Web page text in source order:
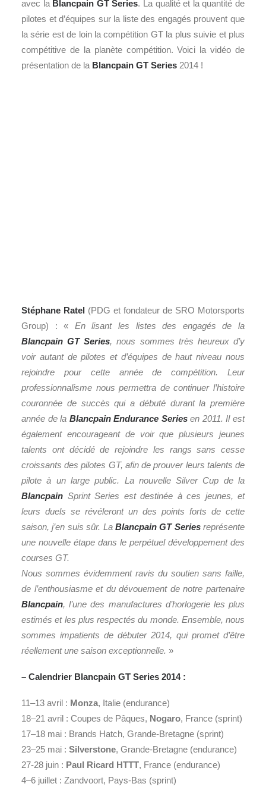
avec la Blancpain GT Series. La qualité et la quantité de
pilotes et d’équipes sur la liste des engagés prouvent que
la série est de loin la compétition GT la plus suivie et plus
compétitive de la planète compétition. Voici la vidéo de
présentation de la Blancpain GT Series 2014 !
Stéphane Ratel (PDG et fondateur de SRO Motorsports
Group) : « En lisant les listes des engagés de la
Blancpain GT Series, nous sommes très heureux d’y
voir autant de pilotes et d’équipes de haut niveau nous
rejoindre pour cette année de compétition. Leur
professionnalisme nous permettra de continuer l’histoire
couronnée de succès qui a débuté durant la première
année de la Blancpain Endurance Seriesen 2011. Il est
également encourageant de voir que plusieurs jeunes
talents ont décidé de rejoindre les rangs sans cesse
croissants des pilotes GT, afin de prouver leurs talents de
pilote à un large public. La nouvelle Silver Cup de la
Blancpain Sprint Series est destinée à ces jeunes, et
leurs duels se révéleront un des points forts de cette
saison, j’en suis sûr. La Blancpain GT Seriesreprésente
une nouvelle étape dans le perpétuel développement des
courses GT.
Nous sommes évidemment ravis du soutien sans faille,
de l’enthousiasme et du dévouement de notre partenaire
Blancpain, l’une des manufactures d’horlogerie les plus
estimés et les plus respectés du monde. Ensemble, nous
sommes impatients de débuter 2014, qui promet d’être
réellement une saison exceptionnelle. »
– Calendrier Blancpain GT Series 2014 :
11–13 avril : Monza, Italie (endurance)
18–21 avril : Coupes de Pâques, Nogaro, France (sprint)
17–18 mai : Brands Hatch, Grande-Bretagne (sprint)
23–25 mai : Silverstone, Grande-Bretagne (endurance)
27-28 juin : Paul Ricard HTTT, France (endurance)
4–6 juillet : Zandvoort, Pays-Bas (sprint)